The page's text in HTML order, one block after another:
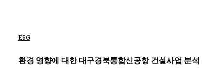
ESG
환경 영향에 대한 대구경북통합신공항 건설사업 분석